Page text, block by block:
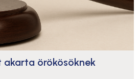
akarta örökösöknek